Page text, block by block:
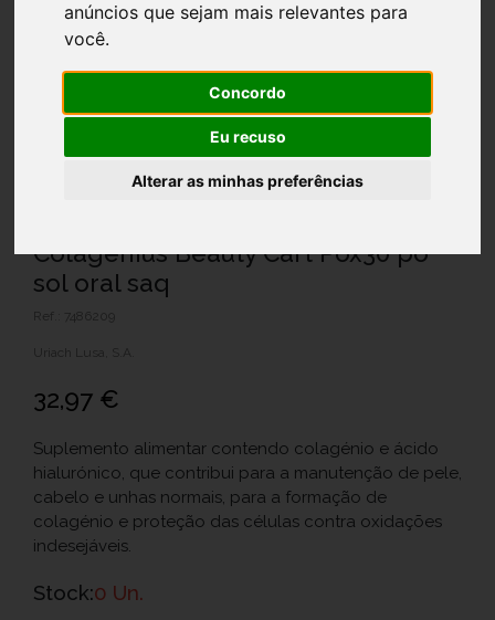
anúncios que sejam mais relevantes para
você.
Concordo
Eu recuso
Alterar as minhas preferências
Colagenius Beauty Cart Pox30 pó
sol oral saq
Ref.: 7486209
32,97 €
Suplemento alimentar contendo colagénio e ácido
hialurónico, que contribui para a manutenção de pele,
cabelo e unhas normais, para a formação de
colagénio e proteção das células contra oxidações
indesejáveis.
Stock:0 Un.